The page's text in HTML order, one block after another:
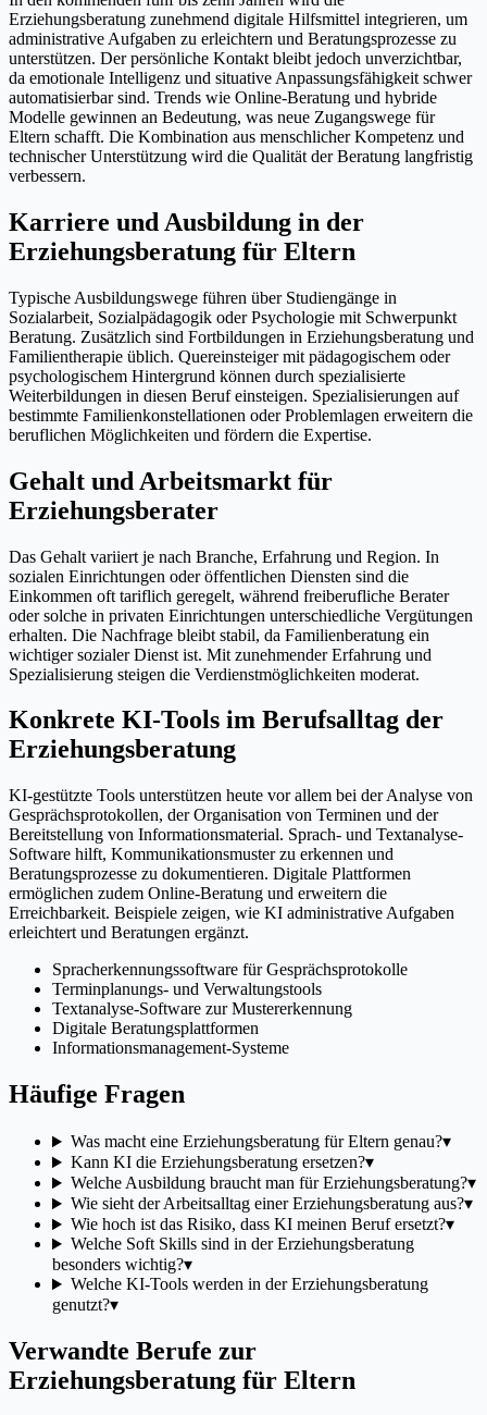
Erziehungsberatung zunehmend digitale Hilfsmittel integrieren, um
administrative Aufgaben zu erleichtern und Beratungsprozesse zu
unterstützen. Der persönliche Kontakt bleibt jedoch unverzichtbar,
da emotionale Intelligenz und situative Anpassungsfähigkeit schwer
automatisierbar sind. Trends wie Online-Beratung und hybride
Modelle gewinnen an Bedeutung, was neue Zugangswege für
Eltern schafft. Die Kombination aus menschlicher Kompetenz und
technischer Unterstützung wird die Qualität der Beratung langfristig
verbessern.
Karriere und Ausbildung in der
Erziehungsberatung für Eltern
Typische Ausbildungswege führen über Studiengänge in
Sozialarbeit, Sozialpädagogik oder Psychologie mit Schwerpunkt
Beratung. Zusätzlich sind Fortbildungen in Erziehungsberatung und
Familientherapie üblich. Quereinsteiger mit pädagogischem oder
psychologischem Hintergrund können durch spezialisierte
Weiterbildungen in diesen Beruf einsteigen. Spezialisierungen auf
bestimmte Familienkonstellationen oder Problemlagen erweitern die
beruflichen Möglichkeiten und fördern die Expertise.
Gehalt und Arbeitsmarkt für
Erziehungsberater
Das Gehalt variiert je nach Branche, Erfahrung und Region. In
sozialen Einrichtungen oder öffentlichen Diensten sind die
Einkommen oft tariflich geregelt, während freiberufliche Berater
oder solche in privaten Einrichtungen unterschiedliche Vergütungen
erhalten. Die Nachfrage bleibt stabil, da Familienberatung ein
wichtiger sozialer Dienst ist. Mit zunehmender Erfahrung und
Spezialisierung steigen die Verdienstmöglichkeiten moderat.
Konkrete KI-Tools im Berufsalltag der
Erziehungsberatung
KI-gestützte Tools unterstützen heute vor allem bei der Analyse von
Gesprächsprotokollen, der Organisation von Terminen und der
Bereitstellung von Informationsmaterial. Sprach- und Textanalyse-
Software hilft, Kommunikationsmuster zu erkennen und
Beratungsprozesse zu dokumentieren. Digitale Plattformen
ermöglichen zudem Online-Beratung und erweitern die
Erreichbarkeit. Beispiele zeigen, wie KI administrative Aufgaben
erleichtert und Beratungen ergänzt.
Spracherkennungssoftware für Gesprächsprotokolle
Terminplanungs- und Verwaltungstools
Textanalyse-Software zur Mustererkennung
Digitale Beratungsplattformen
Informationsmanagement-Systeme
Häufige Fragen
Was macht eine Erziehungsberatung für Eltern genau?▾
Kann KI die Erziehungsberatung ersetzen?▾
Welche Ausbildung braucht man für Erziehungsberatung?▾
Wie sieht der Arbeitsalltag einer Erziehungsberatung aus?▾
Wie hoch ist das Risiko, dass KI meinen Beruf ersetzt?▾
Welche Soft Skills sind in der Erziehungsberatung
besonders wichtig?▾
Welche KI-Tools werden in der Erziehungsberatung
genutzt?▾
Verwandte Berufe zur
Erziehungsberatung für Eltern